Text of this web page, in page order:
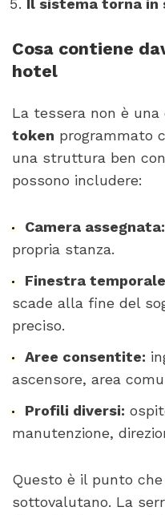
Cosa contiene
hotel
La tessera non è una
token programmato
una struttura ben
possono includere:
Camera assegnata:
propria stanza.
Finestra
scade alla fine del
preciso.
Aree consentite:
ascensore, area
Profili diversi:
manutenzione,
Questo è il punto
sottovalutano. La